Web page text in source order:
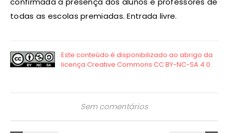
todas as escolas premiadas. Entrada livre.
Sem comentários